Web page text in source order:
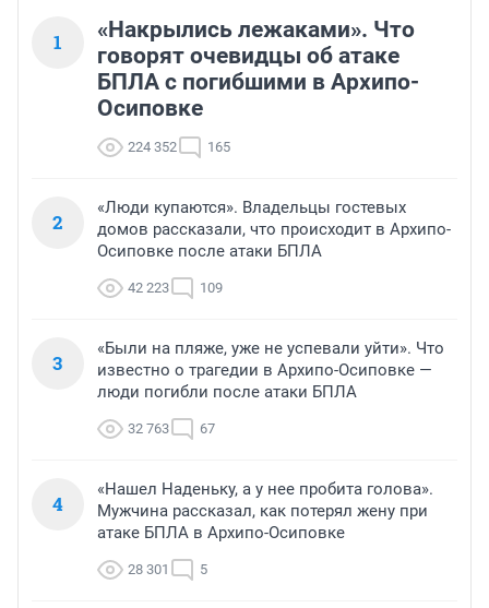
1
«Накрылись лежаками». Что
говорят очевидцы об атаке
БПЛА с погибшими в Архипо-
Осиповке
224 352 165
2
«Люди купаются». Владельцы гостевых
домов рассказали, что происходит в Архипо-
Осиповке после атаки БПЛА
42 223 109
3
«Были на пляже, уже не успевали уйти». Что
известно о трагедии в Архипо-Осиповке —
люди погибли после атаки БПЛА
32 763 67
4
«Нашел Наденьку, а у нее пробита голова».
Мужчина рассказал, как потерял жену при
атаке БПЛА в Архипо-Осиповке
28 301 5